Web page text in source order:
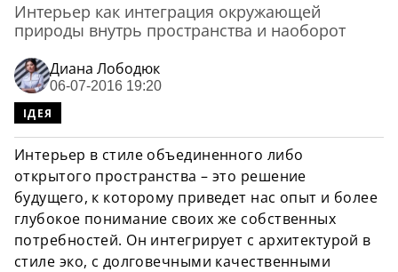
Интерьер как интеграция окружающей
природы внутрь пространства и наоборот
Диана Лободюк
06-07-2016 19:20
ІДЕЯ
Интерьер в стиле объединенного либо
открытого пространства – это решение
будущего, к которому приведет нас опыт и более
глубокое понимание своих же собственных
потребностей. Он интегрирует с архитектурой в
стиле эко, с долговечными качественными